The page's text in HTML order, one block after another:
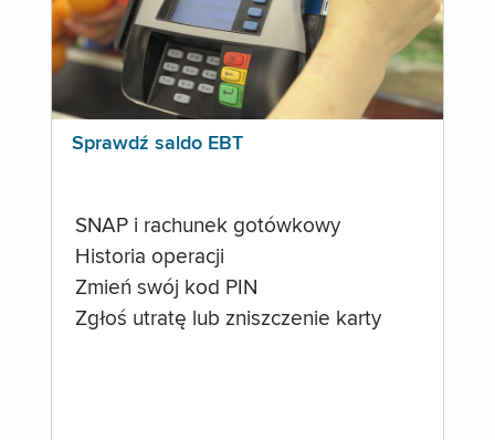
Sprawdź saldo EBT
SNAP i rachunek gotówkowy
Historia operacji
Zmień swój kod PIN
Zgłoś utratę lub zniszczenie karty